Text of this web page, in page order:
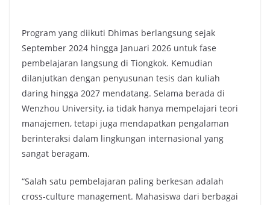
Program yang diikuti Dhimas berlangsung sejak
September 2024 hingga Januari 2026 untuk fase
pembelajaran langsung di Tiongkok. Kemudian
dilanjutkan dengan penyusunan tesis dan kuliah
daring hingga 2027 mendatang. Selama berada di
Wenzhou University, ia tidak hanya mempelajari teori
manajemen, tetapi juga mendapatkan pengalaman
berinteraksi dalam lingkungan internasional yang
sangat beragam.
“Salah satu pembelajaran paling berkesan adalah
cross-culture management. Mahasiswa dari berbagai